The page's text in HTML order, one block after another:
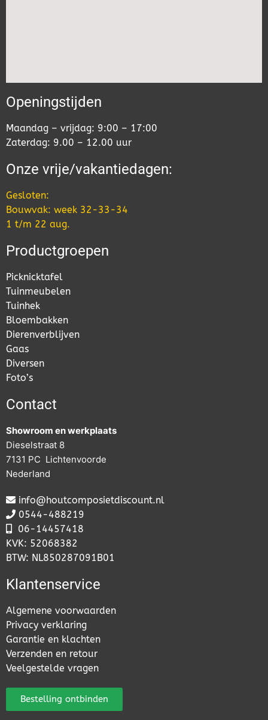
Openingstijden
Maandag – vrijdag: 9:00 – 17:00
Zaterdag: 9.00 – 12.00 uur
Onze vrije/vakantiedagen:
Gesloten:
Bouwvak: week 32-33-34
1 t/m 22 aug.
Productgroepen
Picknicktafel
Tuinmeubelen
Tuinhek
Bloembakken
Dierenverblijven
Gaas
Diversen
Foto’s
Contact
Showroom en werkplaats
Dieselstraat 8
7131 PC Lichtenvoorde
Nederland
info@houtcomposietdiscount.nl
0544-488219
06- 14457418
KVK: 52068382
BTW: NL850287091B01
Klantenservice
Algemene voorwaarden
Privacy verklaring
Garantie en klachten
Verzenden en retour
Veelgestelde vragen
Bestelling ontbinden